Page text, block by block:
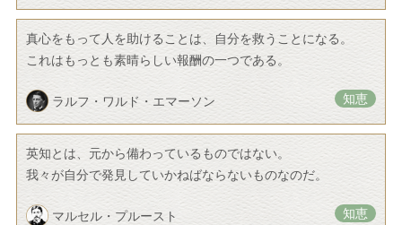
真心をもって人を助けることは、自分を救うことになる。
これはもっとも素晴らしい報酬の一つである。
ラルフ・ワルド・エマーソン 知恵
英知とは、元から備わっているものではない。
我々が自分で発見していかねばならないものなのだ。
マルセル・プルースト 知恵